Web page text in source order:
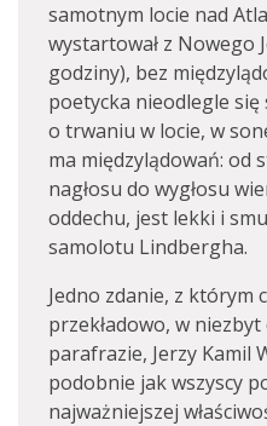
samotnym locie nad
wystartował z Nowego
godziny), bez
poetycka nieodlegle
o trwaniu w locie, w
ma międzylądowań: od
nagłosu do wygłosu
oddechu, jest lekki i
samolotu Lindbergha.
Jedno zdanie, z którym
przekładowo, w
parafrazie, Jerzy Kamil
podobnie jak wszyscy
najważniejszej